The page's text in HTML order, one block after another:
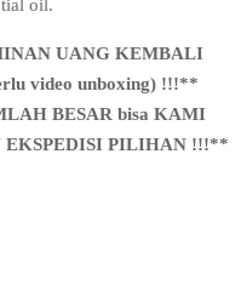
oil.
UANG KEMBALI
video unboxing) !!!**
BESAR bisa KAMI
EKSPEDISI PILIHAN !!!**